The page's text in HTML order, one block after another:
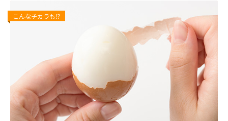
こんなチカラも⁉